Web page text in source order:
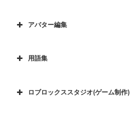
アバター編集
用語集
ロブロックススタジオ(ゲーム制作)